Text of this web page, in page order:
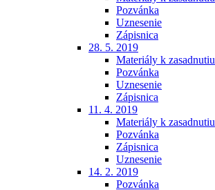
Pozvánka
Uznesenie
Zápisnica
28. 5. 2019
Materiály k zasadnutiu
Pozvánka
Uznesenie
Zápisnica
11. 4. 2019
Materiály k zasadnutiu
Pozvánka
Zápisnica
Uznesenie
14. 2. 2019
Pozvánka